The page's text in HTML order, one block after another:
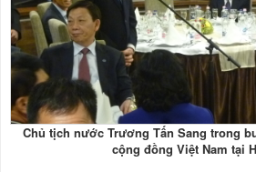
Chủ tịch nước Trương Tấn Sang trong
cộng đồng Việt Nam tại